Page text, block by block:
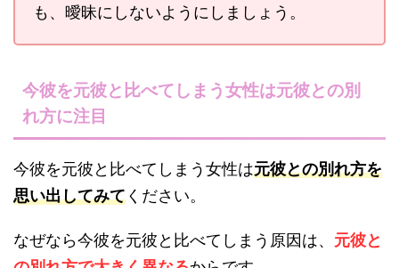
も、曖昧にしないようにしましょう。
今彼を元彼と比べてしまう女性は元彼との別
れ方に注目
今彼を元彼と比べてしまう女性は元彼との別れ方を
思い出してみてください。
なぜなら今彼を元彼と比べてしまう原因は、 元彼と